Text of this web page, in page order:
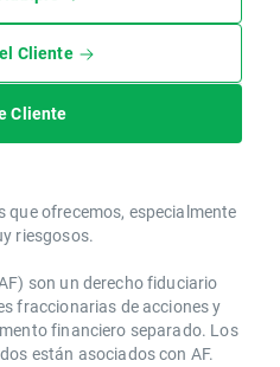
Cliente
Cliente
ofrecemos, especialmente
riesgosos.
son un derecho fiduciario
fraccionarias de acciones y
financiero separado. Los
están asociados con AF.